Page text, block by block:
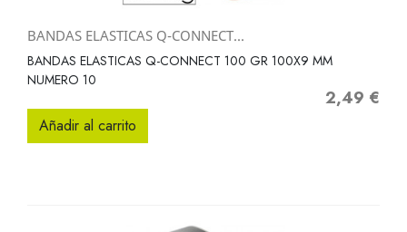
BANDAS ELASTICAS Q-CONNECT...
BANDAS ELASTICAS Q-CONNECT 100 GR 100X9 MM
NUMERO 10
Precio
2,49 €
Añadir al carrito